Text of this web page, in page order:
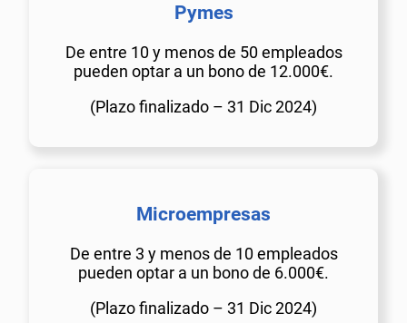
Pymes
De entre 10 y menos de 50 empleados
pueden optar a un bono de 12.000€.
(Plazo finalizado – 31 Dic 2024)
Microempresas
De entre 3 y menos de 10 empleados
pueden optar a un bono de 6.000€.
(Plazo finalizado – 31 Dic 2024)